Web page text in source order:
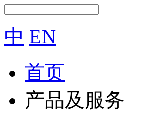
中 EN
首页
产品及服务